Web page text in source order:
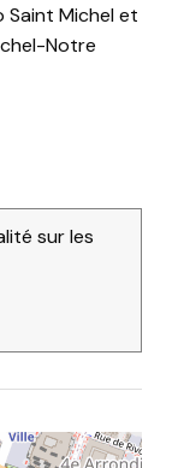
Saint Michel et
Notre
sur les